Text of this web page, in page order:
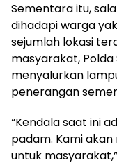
Sementara itu,
dihadapi warga
sejumlah lokasi
masyarakat,
menyalurkan
penerangan
“Kendala saat ini
padam. Kami
untuk